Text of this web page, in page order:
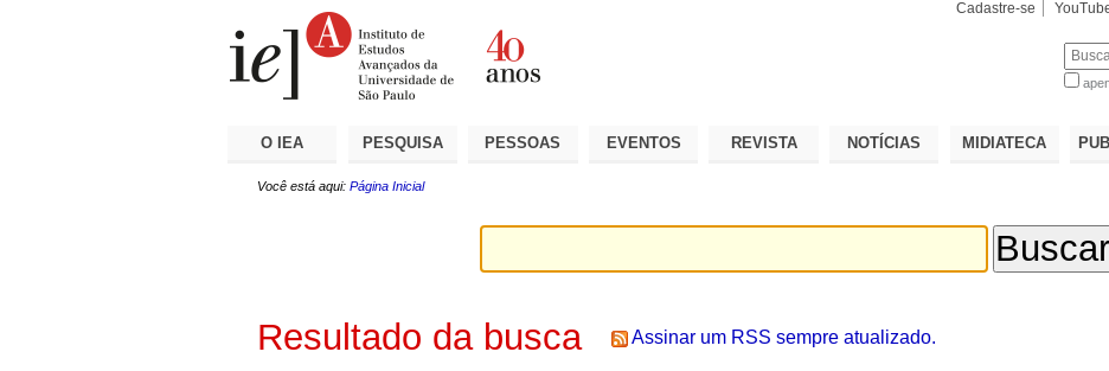
Cadastre-se
O IEA PESQUISA PESSOAS EVENTOS REVISTA NOTÍCIAS MIDIATECA
Você está aqui: Página Inicial
Resultado da busca Assinar um RSS sempre atualizado.